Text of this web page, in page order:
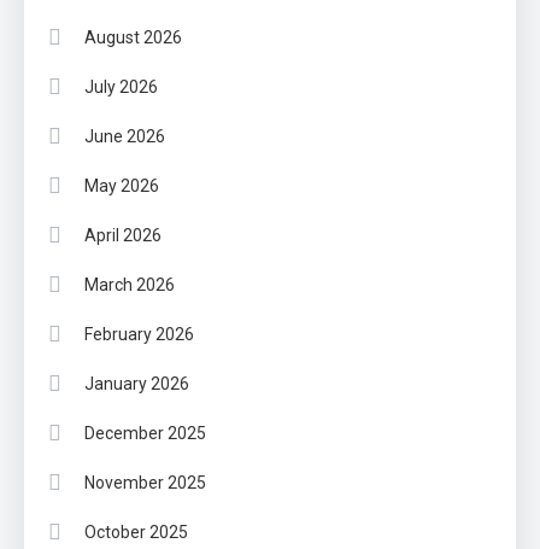
August 2026
July 2026
June 2026
May 2026
April 2026
March 2026
February 2026
January 2026
December 2025
November 2025
October 2025